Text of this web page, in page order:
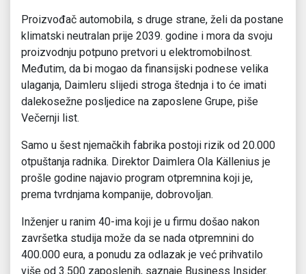
Proizvođač automobila, s druge strane, želi da postane
klimatski neutralan prije 2039. godine i mora da svoju
proizvodnju potpuno pretvori u elektromobilnost.
Međutim, da bi mogao da finansijski podnese velika
ulaganja, Daimleru slijedi stroga štednja i to će imati
dalekosežne posljedice na zaposlene Grupe, piše
Večernji list.
Samo u šest njemačkih fabrika postoji rizik od 20.000
otpuštanja radnika. Direktor Daimlera Ola Källenius je
prošle godine najavio program otpremnina koji je,
prema tvrdnjama kompanije, dobrovoljan.
Inženjer u ranim 40-ima koji je u firmu došao nakon
završetka studija može da se nada otpremnini do
400.000 eura, a ponudu za odlazak je već prihvatilo
više od 3.500 zaposlenih, saznaje Business Insider.